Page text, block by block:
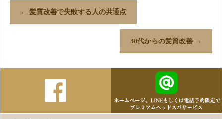
← 髪質改善で失敗する人の共通点
30代からの髪質改善 →